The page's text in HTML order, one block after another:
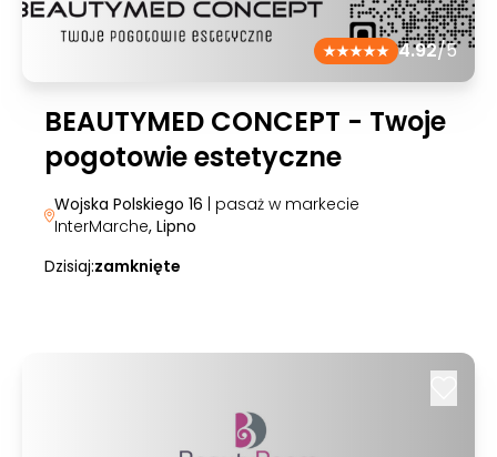
4.92/5
BEAUTYMED CONCEPT - Twoje
pogotowie estetyczne
Wojska Polskiego 16 | pasaż w markecie
InterMarche, Lipno
Dzisiaj:zamknięte